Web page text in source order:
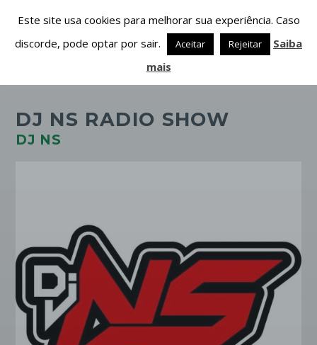
Facebook
Google+
DJ NS RADIO SHOW
DJ NS
Este site usa cookies para melhorar sua experiência. Caso
discorde, pode optar por sair.
Aceitar Rejeitar
Saiba
mais